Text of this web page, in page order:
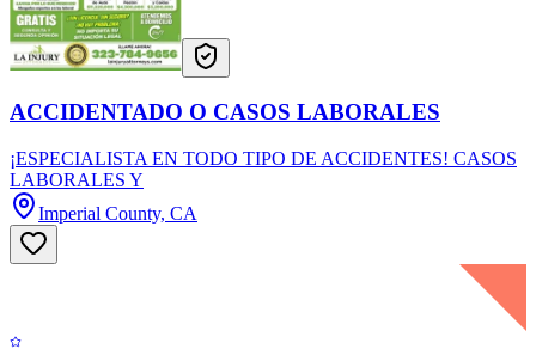
ACCIDENTADO O CASOS LABORALES
¡ESPECIALISTA EN TODO TIPO DE ACCIDENTES! CASOS
LABORALES Y
Imperial County, CA